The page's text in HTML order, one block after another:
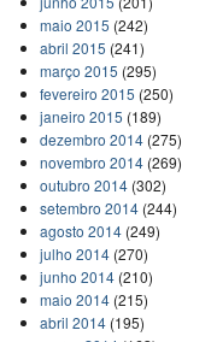
maio 2015 (242)
abril 2015 (241)
março 2015 (295)
fevereiro 2015 (250)
janeiro 2015 (189)
dezembro 2014(275)
novembro 2014(269)
outubro 2014(302)
setembro 2014(244)
agosto 2014(249)
julho 2014(270)
junho 2014(210)
maio 2014(215)
abril 2014(195)